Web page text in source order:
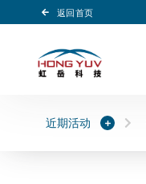
返回首页
Header Logo
近期活动